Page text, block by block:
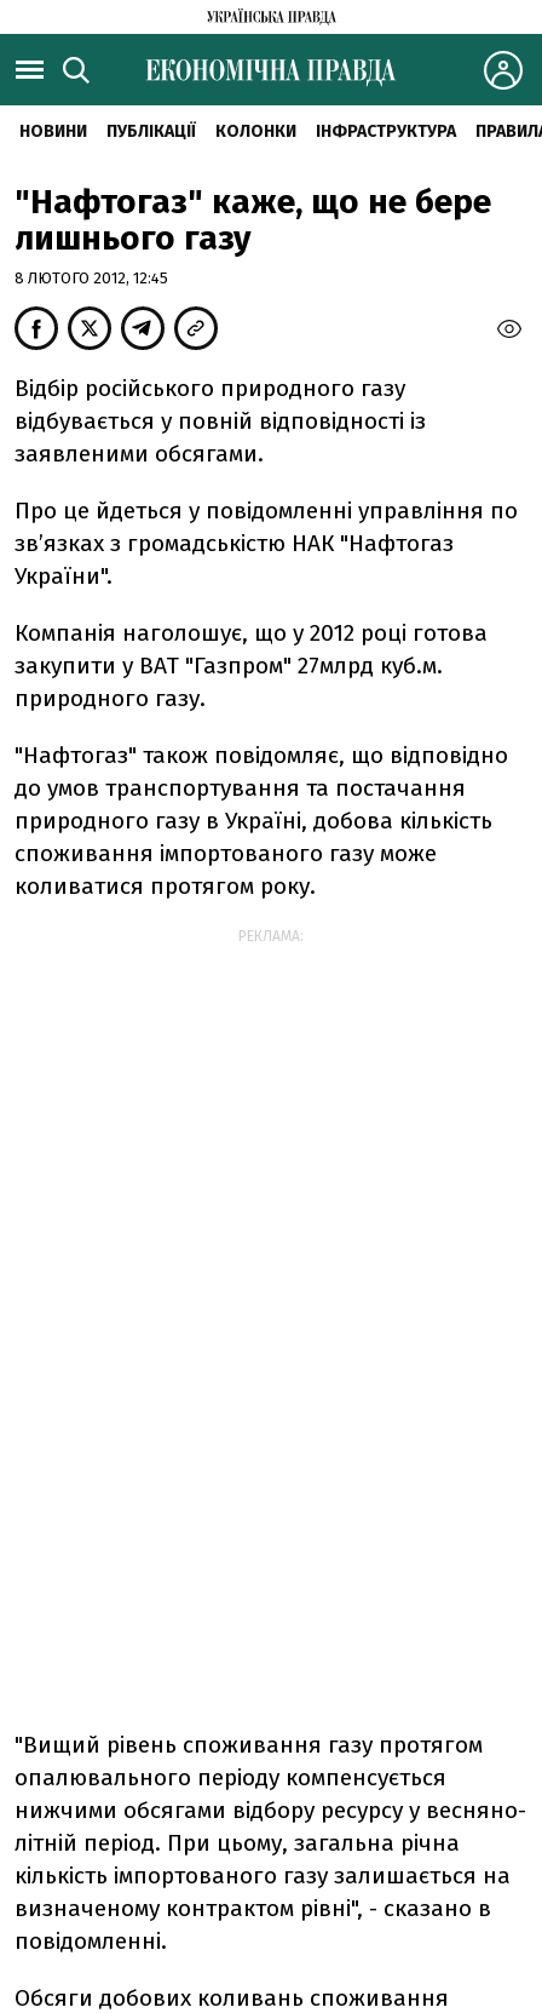
НОВИНИ ПУБЛІКАЦІЇ КОЛОНКИ ІНФРАСТРУКТУРА
"Нафтогаз" каже, що не бере
лишнього газу
8 ЛЮТОГО 2012, 12:45
Відбір російського природного газу
відбувається у повній відповідності із
заявленими обсягами.
Про це йдеться у повідомленні управління по
зв’язках з громадськістю НАК "Нафтогаз
України".
Компанія наголошує, що у 2012 році готова
закупити у ВАТ "Газпром" 27млрд куб.м.
природного газу.
"Нафтогаз" також повідомляє, що відповідно
до умов транспортування та постачання
природного газу в Україні, добова кількість
споживання імпортованого газу може
коливатися протягом року.
РЕКЛАМА:
"Вищий рівень споживання газу протягом
опалювального періоду компенсується
нижчими обсягами відбору ресурсу у весняно-
літній період. При цьому, загальна річна
кількість імпортованого газу залишається на
визначеному контрактом рівні", - сказано в
повідомленні.
Обсяги добових коливань споживання